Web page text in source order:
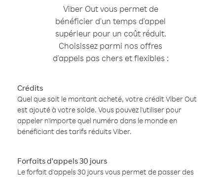
Viber Out vous permet de
bénéficier d'un temps d'appel
supérieur pour un coût réduit.
Choisissez parmi nos offres
d'appels pas chers et flexibles :
Crédits
Quel que soit le montant acheté, votre crédit Viber Out
est ajouté à votre solde. Vous pouvez l'utiliser pour
appeler n'importe quel numéro dans le monde en
bénéficiant des tarifs réduits Viber.
Forfaits d'appels 30 jours
Le forfait d'appels 30 jours vous permet de passer des